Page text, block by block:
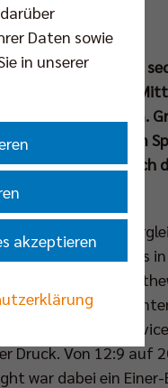
Auch im
weiteren Sieg am
übernehmen.
Olympia Berlin im
wehrten sich
die Kontrolle.
im
durfte erstmals
Mote,
hart und
Mote an die
Druck. Von 12:9 auf
war dabei ein Einer-
Daten sowie
in unserer
akzeptieren